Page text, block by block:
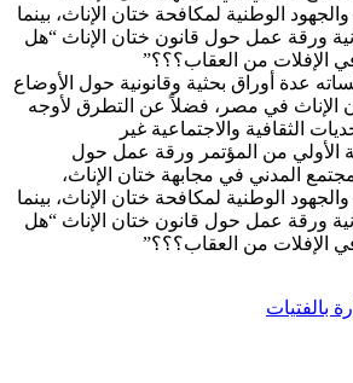
الوطنية لمكافحة ختان الإناث، بينما
ورقة عمل حول قانون ختان الإناث “هل
الإفلات من العقاب؟؟؟”
عدة أوراق بحثية وقانونية حول الأوضاع
الإناث في مصر، فضلاً عن التطرق لأوجه
الثقافية والاجتماعية غير
الأولي من المؤتمر ورقة عمل حول
المدني في مجابهة ختان الإناث،
الوطنية لمكافحة ختان الإناث، بينما
ورقة عمل حول قانون ختان الإناث “هل
الإفلات من العقاب؟؟؟”
بالفتيات